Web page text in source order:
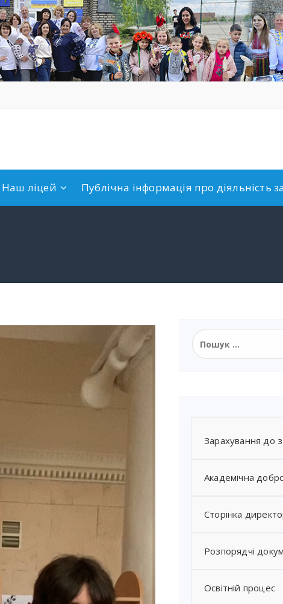
Наш ліцей Публічна інформація про діяльність
Зарахування до
Академічна
Сторінка
Розпорядчі
Освітній процес